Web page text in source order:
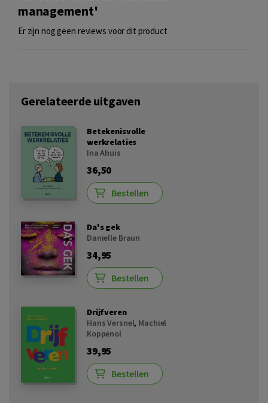
management'
Er zijn nog geen reviews voor dit product
Gerelateerde uitgaven
Betekenisvolle
werkrelaties
Ina Ahuis
36,50
Bestellen
Da's gek
Danielle Braun
34,95
Bestellen
Drijfveren
Hans Versnel, Machiel
Koppenol
39,95
Bestellen